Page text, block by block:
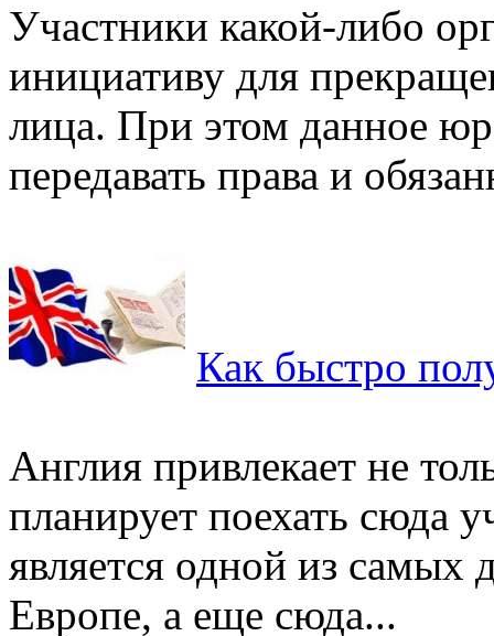
Участники какой-либо
инициативу для
лица. При этом данное
передавать права и
Как быстро
Англия привлекает не
планирует поехать сюда
является одной из самых
Европе, а еще сюда...